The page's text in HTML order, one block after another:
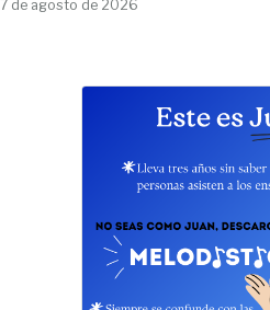
7 de agosto de 2026